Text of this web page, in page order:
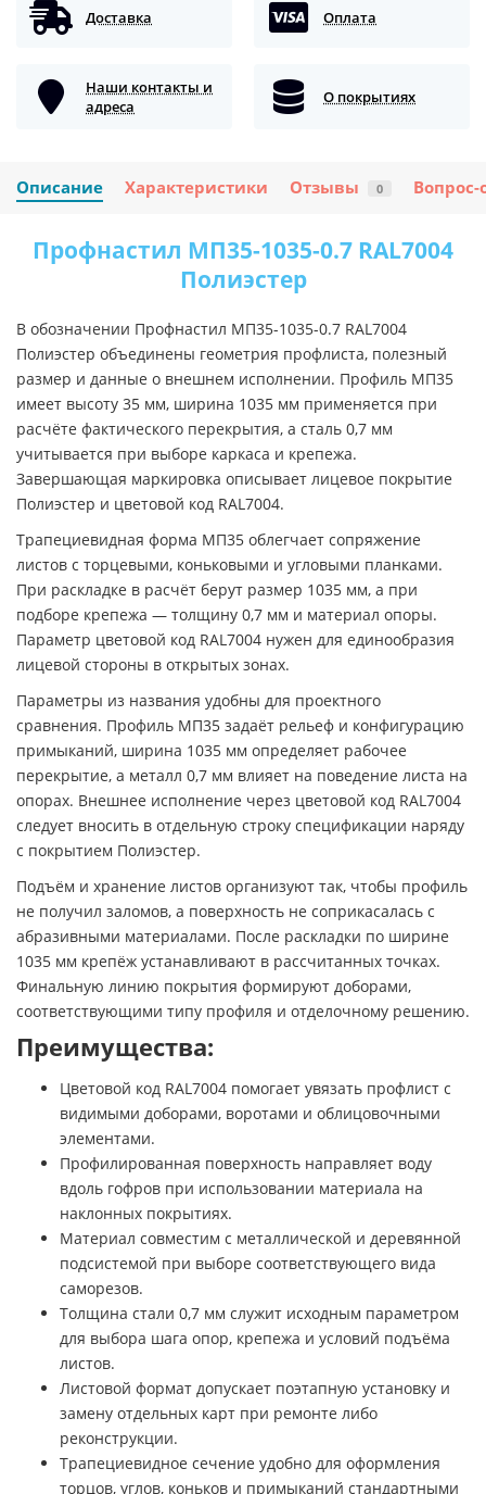
Доставка Оплата
Наши контакты и
адреса
О покрытиях
Описание Характеристики Отзывы 0 Вопрос-
Профнастил МП35-1035-0.7 RAL7004
Полиэстер
В обозначении Профнастил МП35-1035-0.7 RAL7004
Полиэстер объединены геометрия профлиста, полезный
размер и данные о внешнем исполнении. Профиль МП35
имеет высоту 35 мм, ширина 1035 мм применяется при
расчёте фактического перекрытия, а сталь 0,7 мм
учитывается при выборе каркаса и крепежа.
Завершающая маркировка описывает лицевое покрытие
Полиэстер и цветовой код RAL7004.
Трапециевидная форма МП35 облегчает сопряжение
листов с торцевыми, коньковыми и угловыми планками.
При раскладке в расчёт берут размер 1035 мм, а при
подборе крепежа — толщину 0,7 мм и материал опоры.
Параметр цветовой код RAL7004 нужен для единообразия
лицевой стороны в открытых зонах.
Параметры из названия удобны для проектного
сравнения. Профиль МП35 задаёт рельеф и конфигурацию
примыканий, ширина 1035 мм определяет рабочее
перекрытие, а металл 0,7 мм влияет на поведение листа на
опорах. Внешнее исполнение через цветовой код RAL7004
следует вносить в отдельную строку спецификации наряду
с покрытием Полиэстер.
Подъём и хранение листов организуют так, чтобы профиль
не получил заломов, а поверхность не соприкасалась с
абразивными материалами. После раскладки по ширине
1035 мм крепёж устанавливают в рассчитанных точках.
Финальную линию покрытия формируют доборами,
соответствующими типу профиля и отделочному решению.
Преимущества:
Цветовой код RAL7004 помогает увязать профлист с
видимыми доборами, воротами и облицовочными
элементами.
Профилированная поверхность направляет воду
вдоль гофров при использовании материала на
наклонных покрытиях.
Материал совместим с металлической и деревянной
подсистемой при выборе соответствующего вида
саморезов.
Толщина стали 0,7 мм служит исходным параметром
для выбора шага опор, крепежа и условий подъёма
листов.
Листовой формат допускает поэтапную установку и
замену отдельных карт при ремонте либо
реконструкции.
Трапециевидное сечение удобно для оформления
торцов, углов, коньков и примыканий стандартными